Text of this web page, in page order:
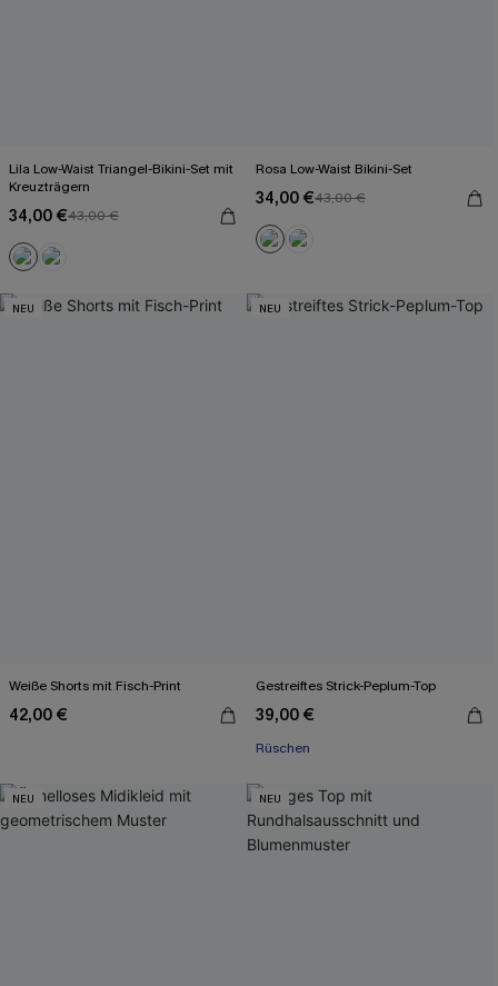
Lila Low-Waist Triangel-Bikini-Set mit
Kreuzträgern
34,00 €43,00 €
Rosa Low-Waist Bikini-Set
34,00 €43,00 €
NEU
Weiße Shorts mit Fisch-Print
42,00 €
NEU
Gestreiftes Strick-Peplum-Top
39,00 €
Rüschen
NEU NEU